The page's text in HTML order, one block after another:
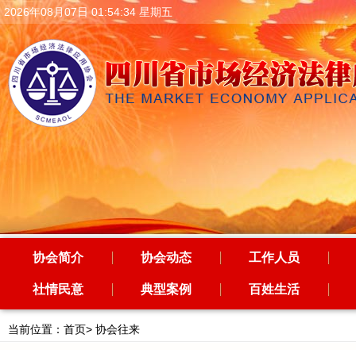
2026年08月07日 01:54:34 星期五
协会简介 协会动态 工作人员
社情民意 典型案例 百姓生活
当前位置： 首页> 协会往来